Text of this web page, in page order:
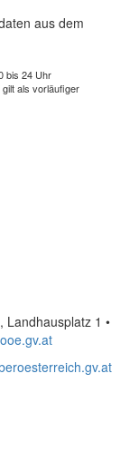
aus dem
bis 24 Uhr
als vorläufiger
Landhausplatz 1 •